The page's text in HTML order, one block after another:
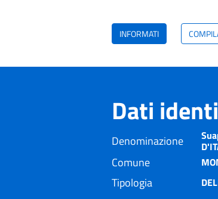
INFORMATI
Dati
Denominazione
Comune
Tipologia